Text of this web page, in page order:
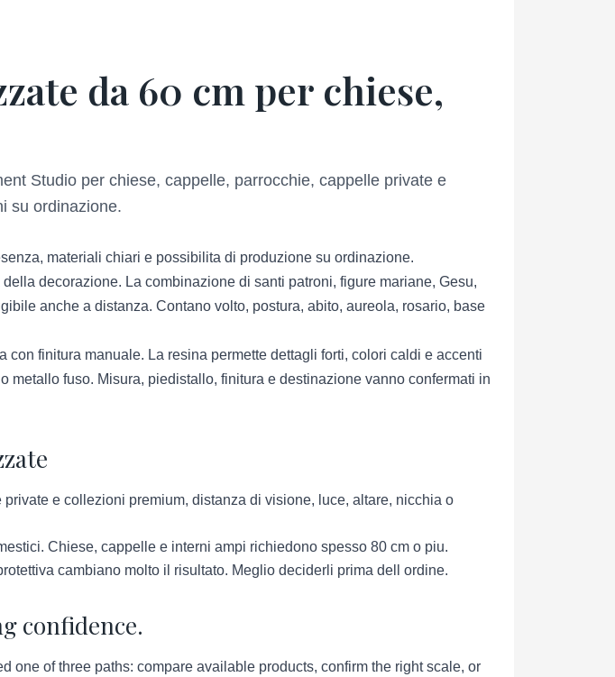
da 60 cm per chiese,
Studio per chiese, cappelle, parrocchie, cappelle private e
su ordinazione.
materiali chiari e possibilita di produzione su ordinazione.
decorazione. La combinazione di santi patroni, figure mariane, Gesu,
anche a distanza. Contano volto, postura, abito, aureola, rosario, base
finitura manuale. La resina permette dettagli forti, colori caldi e accenti
fuso. Misura, piedistallo, finitura e destinazione vanno confermati in
e collezioni premium, distanza di visione, luce, altare, nicchia o
Chiese, cappelle e interni ampi richiedono spesso 80 cm o piu.
cambiano molto il risultato. Meglio deciderli prima dell ordine.
confidence.
one of three paths: compare available products, confirm the right scale, or